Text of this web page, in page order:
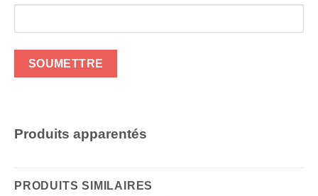
Produits apparentés
PRODUITS SIMILAIRES